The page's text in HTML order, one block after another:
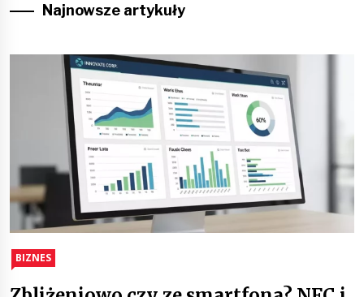
Najnowsze artykuły
BIZNES